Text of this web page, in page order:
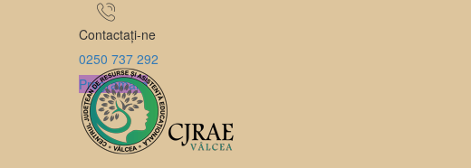
Contactați-ne
0250 737 292
Programare